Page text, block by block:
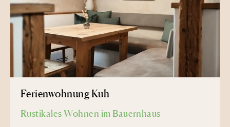
Ferienwohnung Kuh
Rustikales Wohnen im Bauernhaus